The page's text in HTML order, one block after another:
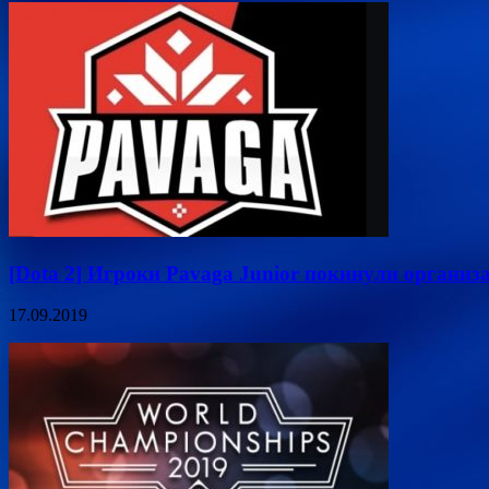
[Dota 2] Игроки Pavaga Junior покинули
17.09.2019